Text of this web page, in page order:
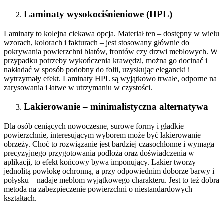
Laminaty wysokociśnieniowe (HPL)
Laminaty to kolejna ciekawa opcja. Materiał ten – dostępny w wielu
wzorach, kolorach i fakturach – jest stosowany głównie do
pokrywania powierzchni blatów, frontów czy drzwi meblowych. W
przypadku potrzeby wykończenia krawędzi, można go docinać i
nakładać w sposób podobny do folii, uzyskując elegancki i
wytrzymały efekt. Laminaty HPL są wyjątkowo trwałe, odporne na
zarysowania i łatwe w utrzymaniu w czystości.
Lakierowanie – minimalistyczna alternatywa
Dla osób ceniących nowoczesne, surowe formy i gładkie
powierzchnie, interesującym wyborem może być lakierowanie
obrzeży. Choć to rozwiązanie jest bardziej czasochłonne i wymaga
precyzyjnego przygotowania podłoża oraz doświadczenia w
aplikacji, to efekt końcowy bywa imponujący. Lakier tworzy
jednolitą powłokę ochronną, a przy odpowiednim doborze barwy i
połysku – nadaje meblom wyjątkowego charakteru. Jest to też dobra
metoda na zabezpieczenie powierzchni o niestandardowych
kształtach.